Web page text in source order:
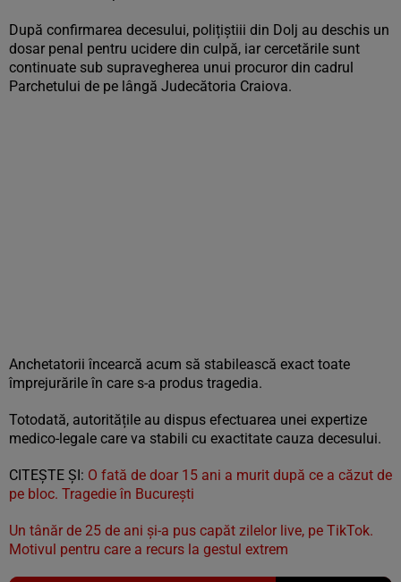
După confirmarea decesului, polițiștiii din Dolj au deschis un
dosar penal pentru ucidere din culpă, iar cercetările sunt
continuate sub supravegherea unui procuror din cadrul
Parchetului de pe lângă Judecătoria Craiova.
Anchetatorii încearcă acum să stabilească exact toate
împrejurările în care s-a produs tragedia.
Totodată, autoritățile au dispus efectuarea unei expertize
medico-legale care va stabili cu exactitate cauza decesului.
CITEȘTE ȘI: O fată de doar 15 ani a murit după ce a căzut de
pe bloc. Tragedie în București
Un tânăr de 25 de ani și-a pus capăt zilelor live, pe TikTok.
Motivul pentru care a recurs la gestul extrem